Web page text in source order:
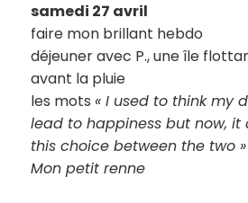
samedi 27 avril
faire mon brillant hebdo
déjeuner avec P., une île
avant la pluie
les mots « I used to think my
lead to happiness but now, it
this choice between the two
Mon petit renne